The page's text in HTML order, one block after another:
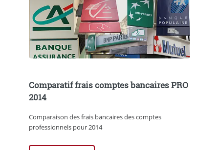
Comparatif frais comptes bancaires PRO
2014
Comparaison des frais bancaires des comptes
professionnels pour 2014